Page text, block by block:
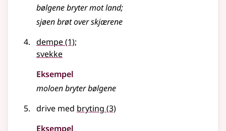
bølgenebrytermot land;
sjøen brøt over skjærene
dempe(1);
svekke
Eksempel
moloenbryterbølgene
drive med bryting (3)
Eksempel